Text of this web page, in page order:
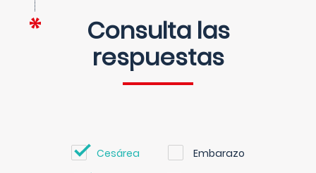
Consulta las
respuestas
Cesárea Embarazo